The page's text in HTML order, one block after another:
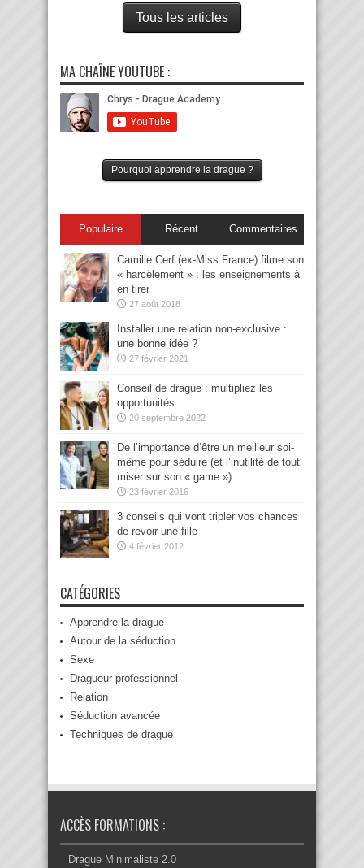
Tous les articles
MA CHAÎNE YOUTUBE :
Pourquoi apprendre la drague ?
Populaire Récent Commentaires
Camille Cerf (ex-Miss France) filme son
« harcèlement » : les enseignements à
en tirer
27 août 2018
Installer une relation non-exclusive :
une bonne idée ?
27 février 2021
Conseil de drague : multipliez les
opportunités
20 septembre 2022
De l’importance d’être un meilleur soi-
même pour séduire (et l’inutilité de tout
miser sur son « game »)
23 février 2016
3 conseils qui vont tripler vos chances
de revoir une fille
4 février 2012
CATÉGORIES
Apprendre la drague
Autour de la séduction
Sexe
Dragueur professionnel
Relation
Séduction avancée
Techniques de drague
ACCÈS FORMATIONS :
Drague Minimaliste 2.0